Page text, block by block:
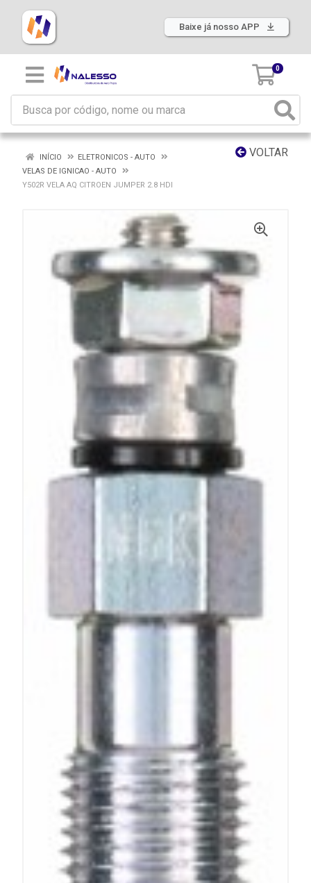
Baixe já nosso APP
0
VOLTAR
INÍCIO
ELETRONICOS - AUTO
VELAS DE IGNICAO - AUTO
Y502R VELA AQ CITROEN JUMPER 2.8 HDI